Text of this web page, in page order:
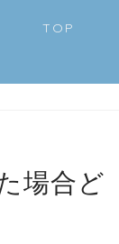
TOP
場合ど